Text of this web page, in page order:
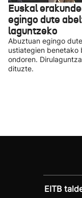
Euskal
egingo dute
laguntzeko
Abuztuan egingo
ustiategien benetako
ondoren.
dituzte.
EITB